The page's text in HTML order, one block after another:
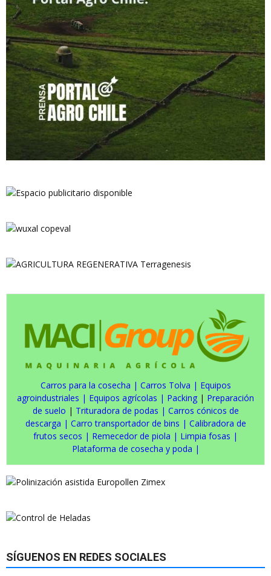
Carros para la cosecha | Carros Tolva | Equipos
agroindustriales | Equipos agrícolas | Packing | Preparación
de suelo | Trituradora de podas | Carros cónicos de
descarga | Carro transportador de bins | Calibradora de
frutos secos | Remecedor de piola | Limpia fosas |
Plataforma de cosecha y poda |
SÍGUENOS EN REDES SOCIALES